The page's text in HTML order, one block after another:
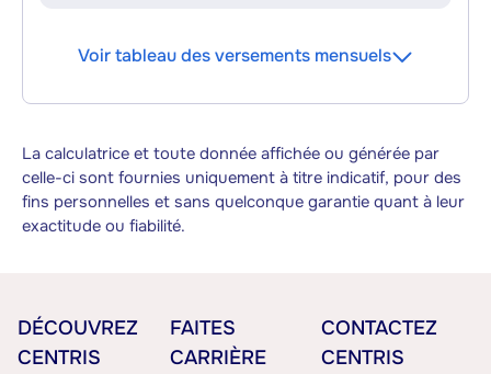
Voir tableau des versements mensuels
La calculatrice et toute donnée affichée ou générée par
celle-ci sont fournies uniquement à titre indicatif, pour des
fins personnelles et sans quelconque garantie quant à leur
exactitude ou fiabilité.
DÉCOUVREZ
CENTRIS
FAITES
CARRIÈRE
CONTACTEZ
CENTRIS